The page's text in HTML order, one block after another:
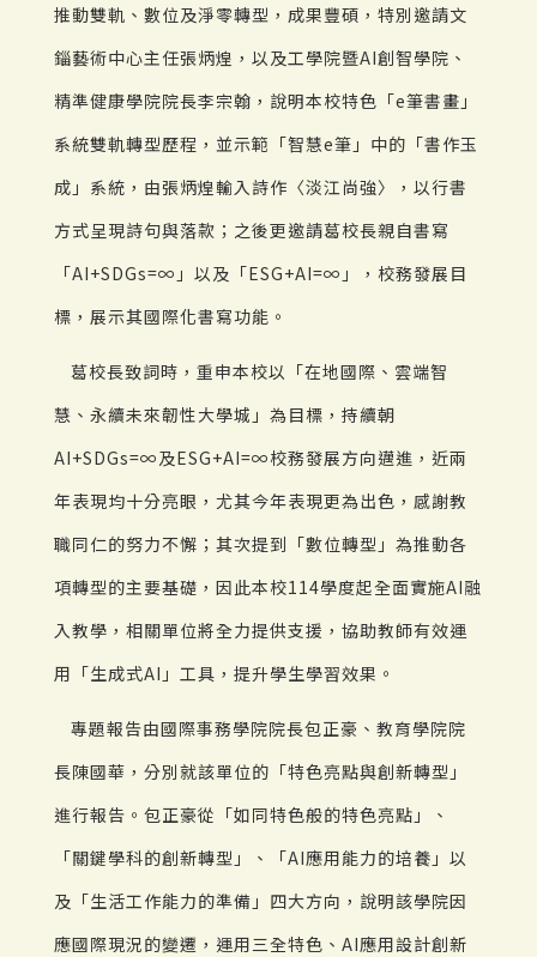
推動雙軌、數位及淨零轉型，成果豐碩，特別邀請文
錙藝術中心主任張炳煌，以及工學院暨AI創智學院、
精準健康學院院長李宗翰，說明本校特色「e筆書畫」
系統雙軌轉型歷程，並示範「智慧e筆」中的「書作玉
成」系統，由張炳煌輸入詩作〈淡江尚強〉，以行書
方式呈現詩句與落款；之後更邀請葛校長親自書寫
「AI+SDGs=∞」以及「ESG+AI=∞」，校務發展目
標，展示其國際化書寫功能。
葛校長致詞時，重申本校以「在地國際、雲端智
慧、永續未來韌性大學城」為目標，持續朝
AI+SDGs=∞及ESG+AI=∞校務發展方向邁進，近兩
年表現均十分亮眼，尤其今年表現更為出色，感謝教
職同仁的努力不懈；其次提到「數位轉型」為推動各
項轉型的主要基礎，因此本校114學度起全面實施AI融
入教學，相關單位將全力提供支援，協助教師有效運
用「生成式AI」工具，提升學生學習效果。
專題報告由國際事務學院院長包正豪、教育學院院
長陳國華，分別就該單位的「特色亮點與創新轉型」
進行報告。包正豪從「如同特色般的特色亮點」、
「關鍵學科的創新轉型」、「AI應用能力的培養」以
及「生活工作能力的準備」四大方向，說明該學院因
應國際現況的變遷，運用三全特色、AI應用設計創新